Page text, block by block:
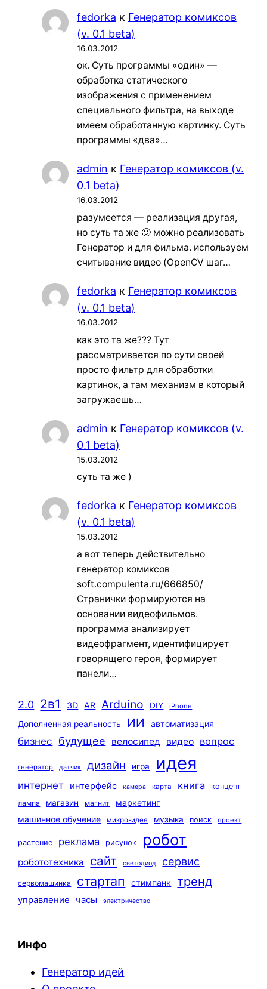
fedorka к Генератор комиксов
(v. 0.1 beta)
16.03.2012
ок. Суть программы «один» —
обработка статического
изображения с применением
специального фильтра, на выходе
имеем обработанную картинку. Суть
программы «два»…
admin к Генератор комиксов (v.
0.1 beta)
16.03.2012
разумеется — реализация другая,
но суть та же 🙂 можно реализовать
Генератор и для фильма. используем
считывание видео (OpenCV шаг…
fedorka к Генератор комиксов
(v. 0.1 beta)
16.03.2012
как это та же??? Тут
рассматривается по сути своей
просто фильтр для обработки
картинок, а там механизм в который
загружаешь…
admin к Генератор комиксов (v.
0.1 beta)
15.03.2012
суть та же )
fedorka к Генератор комиксов
(v. 0.1 beta)
15.03.2012
а вот теперь действительно
генератор комиксов
soft.compulenta.ru/666850/
Странички формируются на
основании видеофильмов.
программа анализирует
видеофрагмент, идентифицирует
говорящего героя, формирует
панели…
2.0 2в1 3D AR Arduino DIY iPhone
Дополненная реальность ИИ автоматизация
бизнес будущее велосипед видео вопрос
генератор датчик дизайн игра идея
интернет интерфейс камера карта книга
концепт
лампа
магазин магнит
маркетинг
машинное обучение
микро-идея музыка поиск проект
растение реклама рисунок робот
робототехника сайт светодиод сервис
сервомашинка стартап стимпанк тренд
управление часы электричество
Инфо
Генератор идей